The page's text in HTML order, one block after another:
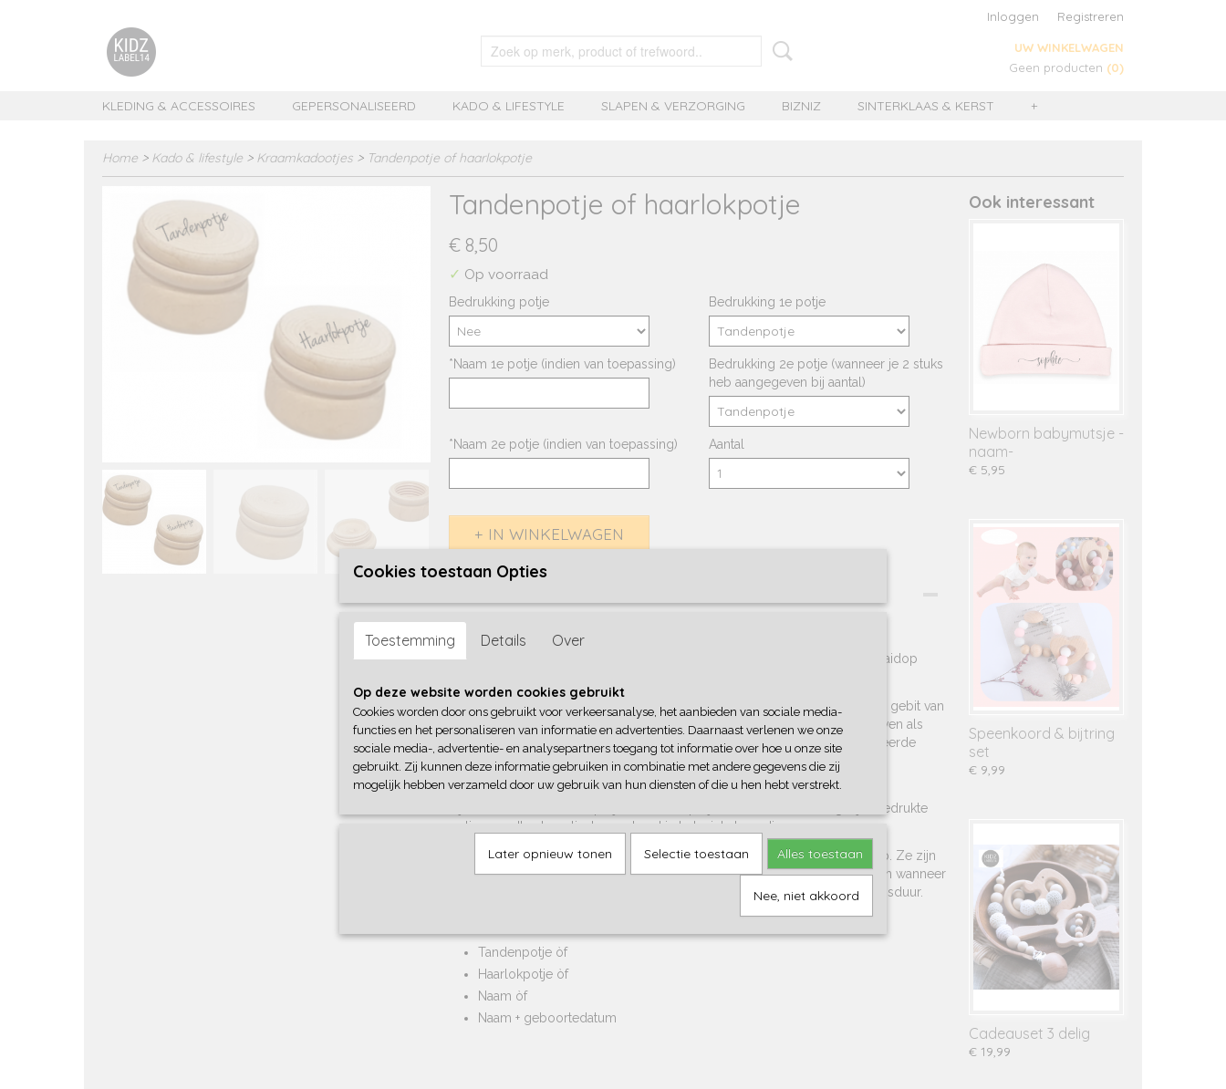
Inloggen Registreren
UW WINKELWAGEN
Geen producten (0)
KLEDING & ACCESSOIRES GEPERSONALISEERD KADO & LIFESTYLE SLAPEN & VERZORGING BIZNIZ SINTERKLAAS & KERST +
Home > Kado & lifestyle > Kraamkadootjes > Tandenpotje of haarlokpotje
Tandenpotje of haarlokpotje
€ 8,50
✓ Op voorraad
Bedrukking potje Bedrukking 1e potje
*Naam 1e potje (indien van toepassing)
Bedrukking 2e potje (wanneer je 2 stuks
heb aangegeven bij aantal)
*Naam 2e potje (indien van toepassing) Aantal
IN WINKELWAGEN
Tandenpotje of haarlokpotje
Houten tandenpotje of haarlokpotje van 4 cm rond en 3 cm hoog met draaidop
In dit mooie houten tandenpotje kun je alle tandjes bewaren van het eerste gebit van
jouw kindje. Ook is het te gebruiken als haarlokpotje. Super leuk om te geven als
kraamcadeau. En dat is weer te leuk te combineren met een gepersonaliseerde
haarbostel en kamset.
Bij een setje van 2 bedrukte potjes geldt er een kortingsprijs, leuk om zo
bijvoorbeeld een tandenpotje èn haarlokpotje te kiezen. De korting bij 2 bedrukte
potjes wordt automatisch verrekend in het winkelmandje.
De tandenpotjes zijn gemaakt van 100% FSC hout en hebben een draaidop. Ze zijn
UVbestendig bedrukt, dit alles zorgt er voor dat de print niet zal verkleuren wanneer
deze in aanraking komt met zonlicht en zorgt tevens voor een lange levensduur.
Ze kunnen naar keuze bedrukt worden met de tekst
Tandenpotje òf
Haarlokpotje òf
Naam òf
Naam + geboortedatum
Ook interessant
Newborn babymutsje -
naam-
€ 5,95
Speenkoord & bijtring
set
€ 9,99
Cadeauset 3 delig
€ 19,99
Cookies toestaan Opties
Toestemming Details Over
Op deze website worden cookies gebruikt
Cookies worden door ons gebruikt voor verkeersanalyse, het aanbieden van sociale media-
functies en het personaliseren van informatie en advertenties. Daarnaast verlenen we onze
sociale media-, advertentie- en analysepartners toegang tot informatie over hoe u onze site
gebruikt. Zij kunnen deze informatie gebruiken in combinatie met andere gegevens die zij
mogelijk hebben verzameld door uw gebruik van hun diensten of die u hen hebt verstrekt.
Later opnieuw tonen Selectie toestaan Alles toestaan
Nee, niet akkoord